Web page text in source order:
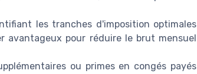
les tranches d'imposition optimales
avantageux pour réduire le brut mensuel
ou primes en congés payés